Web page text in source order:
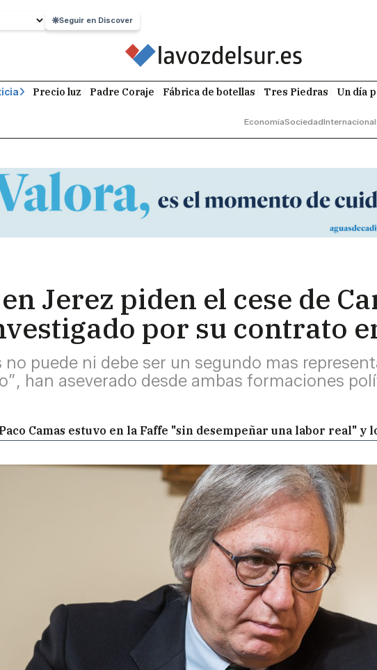
Seguir en Discover
Precio luz Padre Coraje Fábrica de botellas Tres Piedras Un día
EconomíaSociedadInternacional
en Jerez piden el cese de
por su contrato
no puede ni debe ser un segundo mas
han aseverado desde ambas formaciones
Camas estuvo en la Faffe "sin desempeñar una labor real" y